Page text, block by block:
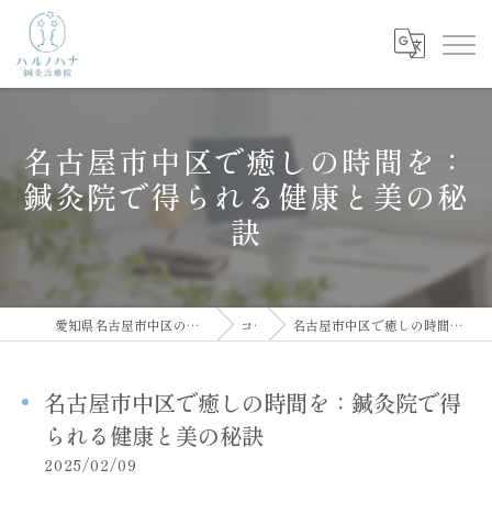
名古屋市中区で癒しの時間を：
鍼灸院で得られる健康と美の秘
訣
愛知県名古屋市中区の鍼灸院ならハルノハナ鍼灸治療院 コラム 名古屋市中区で癒しの時間を：鍼灸院で得られる健康と美の秘訣
名古屋市中区で癒しの時間を：鍼灸院で得
られる健康と美の秘訣
2025/02/09